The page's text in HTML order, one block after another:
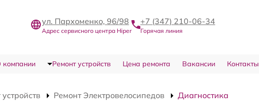
ул. Пархоменко, 96/98
Адрес сервисного центра Hiper
+7 (347) 210-06-34
Горячая линия
компании Ремонт устройств Цена ремонта Вакансии Контакты
Ремонт Электровелосипедов Диагностика